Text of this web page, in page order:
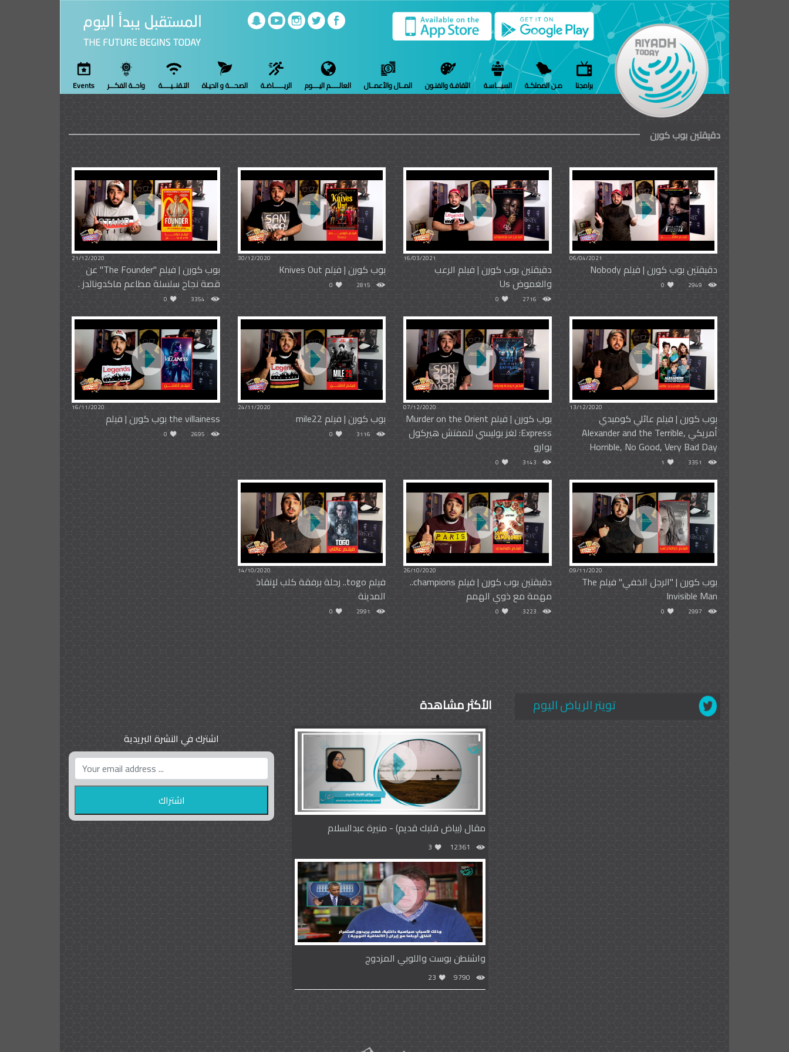
برامجنا مـن المملكـة السيـــاسـة الثقافـة والفنـون المــال والأعمــال العالـــــم اليــــوم الريــــــاضـة الصحـــة و الحيـاة التـقنــيـــــة واحــة الفكـــر Events
دقيقتين بوب كورن
06/04/2021
دقيقتين بوب كورن | فيلم Nobody
2949
0
16/03/2021
دقيقتين بوب كورن | فيلم الرعب
والغموض Us
2716
0
30/12/2020
بوب كورن | فيلم Knives Out
2815
0
21/12/2020
بوب كورن | فيلم "The Founder" عن
قصة نجاح سلسلة مطاعم ماكدونالدز .
3354
0
13/12/2020
بوب كورن | فيلم عائلي كوميدي
أمريكي Alexander and the Terrible,
Horrible, No Good, Very Bad Day
3351
1
07/12/2020
بوب كورن | فيلم Murder on the Orient
Express: لغز بوليسي للمفتش هيركول
بوارو
3143
0
24/11/2020
بوب كورن | فيلم mile22
3116
0
16/11/2020
the villainess بوب كورن | فيلم
2695
0
09/11/2020
بوب كورن | "الرجل الخفي" فيلم The
Invisible Man
2997
0
26/10/2020
دقيقتين بوب كورن | فيلم champions..
مهمة مع ذوي الهمم
3223
0
14/10/2020
فيلم togo.. رحلة برفقة كلب لإنقاذ
المدينة
2991
0
تويتر الرياض اليوم الأكثر مشاهدة
مقال (بياض قلبك قديم) - منيرة عبدالسلام
12361
3
واشنطن بوست واللوبي المزدوج
9790
23
اشترك في النشرة البريدية